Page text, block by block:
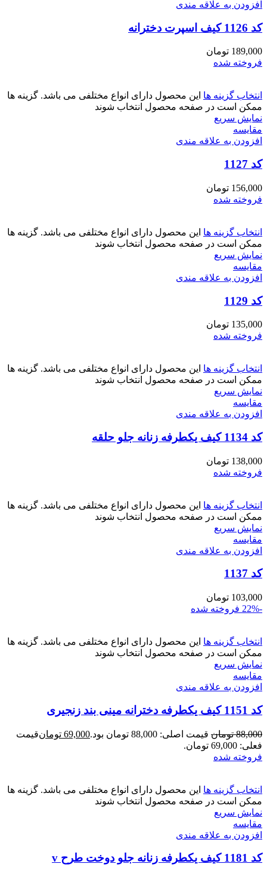
افزودن به علاقه مندی
کد 1126 کیف اسپرت دخترانه
189,000 تومان
فروخته شده
انتخاب گزینه ها این محصول دارای انواع مختلفی می باشد. گزینه ها
ممکن است در صفحه محصول انتخاب شوند
نمایش سریع
مقايسه
افزودن به علاقه مندی
کد 1127
156,000 تومان
فروخته شده
انتخاب گزینه ها این محصول دارای انواع مختلفی می باشد. گزینه ها
ممکن است در صفحه محصول انتخاب شوند
نمایش سریع
مقايسه
افزودن به علاقه مندی
کد 1129
135,000 تومان
فروخته شده
انتخاب گزینه ها این محصول دارای انواع مختلفی می باشد. گزینه ها
ممکن است در صفحه محصول انتخاب شوند
نمایش سریع
مقايسه
افزودن به علاقه مندی
کد 1134 کیف یکطرفه زنانه جلو حلقه
138,000 تومان
فروخته شده
انتخاب گزینه ها این محصول دارای انواع مختلفی می باشد. گزینه ها
ممکن است در صفحه محصول انتخاب شوند
نمایش سریع
مقايسه
افزودن به علاقه مندی
کد 1137
103,000 تومان
-22%
فروخته شده
انتخاب گزینه ها این محصول دارای انواع مختلفی می باشد. گزینه ها
ممکن است در صفحه محصول انتخاب شوند
نمایش سریع
مقايسه
افزودن به علاقه مندی
کد 1151 کیف یکطرفه دخترانه مینی بند زنجیری
88,000 تومان قیمت اصلی: 88,000 تومان بود. 69,000 تومانقیمت
فعلی: 69,000 تومان.
فروخته شده
انتخاب گزینه ها این محصول دارای انواع مختلفی می باشد. گزینه ها
ممکن است در صفحه محصول انتخاب شوند
نمایش سریع
مقايسه
افزودن به علاقه مندی
کد 1181 کیف یکطرفه زنانه جلو دوخت طرح v